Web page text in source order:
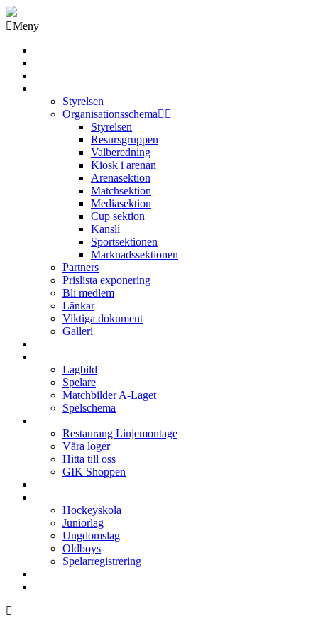
Meny
Styrelsen
Organisationsschema
Styrelsen
Resursgruppen
Valberedning
Kiosk i arenan
Arenasektion
Matchsektion
Mediasektion
Cup sektion
Kansli
Sportsektionen
Marknadssektionen
Partners
Prislista exponering
Bli medlem
Länkar
Viktiga dokument
Galleri
Lagbild
Spelare
Matchbilder A-Laget
Spelschema
Restaurang Linjemontage
Våra loger
Hitta till oss
GIK Shoppen
Hockeyskola
Juniorlag
Ungdomslag
Oldboys
Spelarregistrering